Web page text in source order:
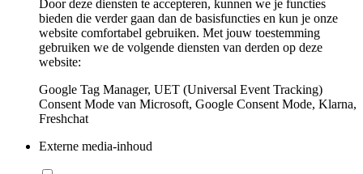
Door deze diensten te accepteren, kunnen we je functies
bieden die verder gaan dan de basisfuncties en kun je onze
website comfortabel gebruiken. Met jouw toestemming
gebruiken we de volgende diensten van derden op deze
website:
Google Tag Manager, UET (Universal Event Tracking)
Consent Mode van Microsoft, Google Consent Mode, Klarna,
Freshchat
Externe media-inhoud